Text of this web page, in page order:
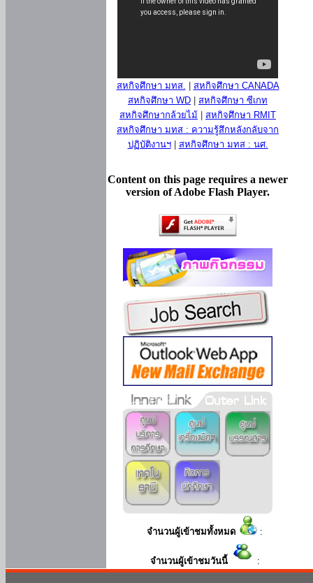
สหกิจศึกษา มทส.
สหกิจศึกษา CANADA
สหกิจศึกษา WD
สหกิจศึกษา ซีเกท
สหกิจศึกษากล้วยไม้
สหกิจศึกษา RMIT
สหกิจศึกษา มทส : ความรู้สึกหลังกลับจาก
ปฏิบัติงานฯ| สหกิจศึกษา มทส : นศ.
Content on this page requires a newer
version of Adobe Flash Player.
จำนวนผู้เข้าชมทั้งหมด :
จำนวนผู้เข้าชมวันนี้ :